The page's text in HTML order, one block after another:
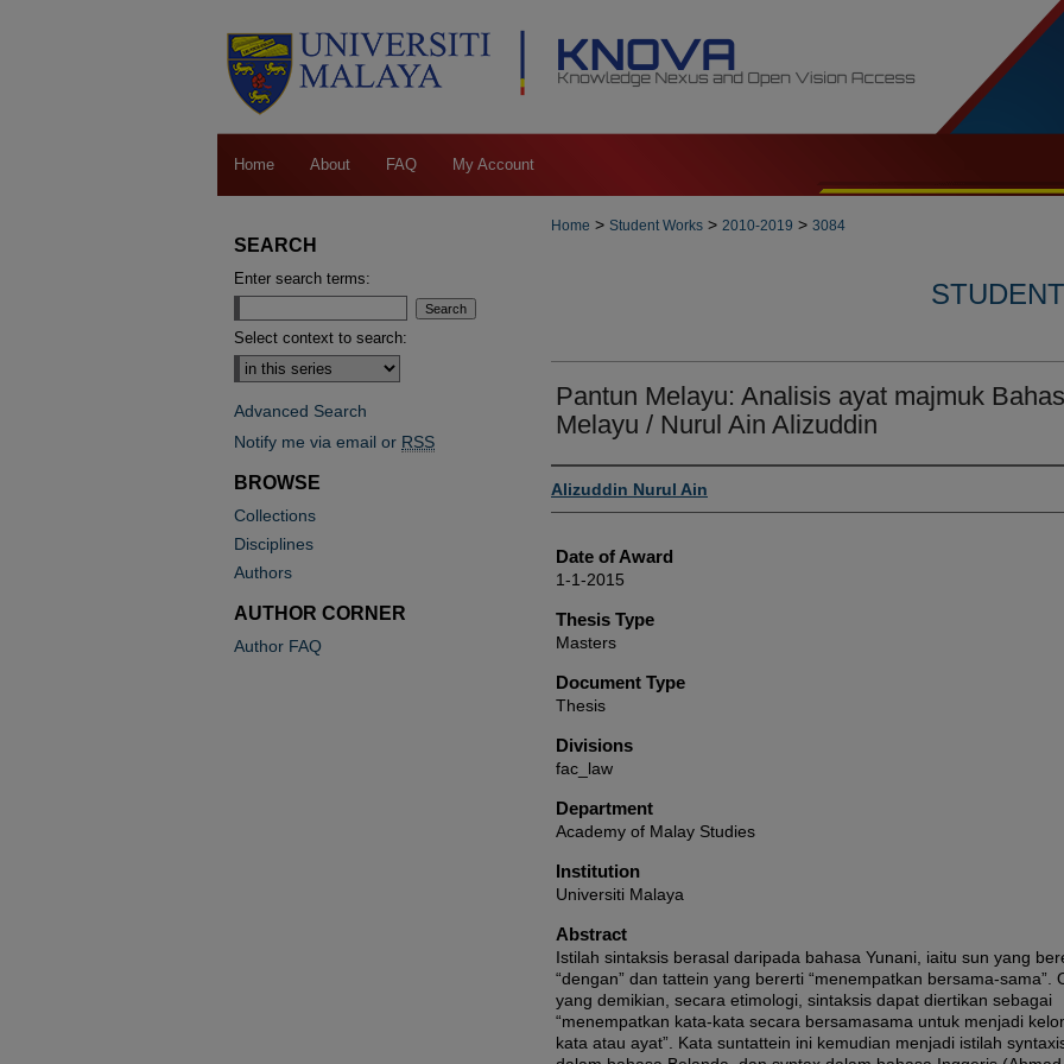
Home About FAQ My Account
Home > Student Works > 2010-2019 > 3084
Pantun Melayu: Analisis ayat majmuk
Melayu / Nurul Ain Alizuddin
Author
Alizuddin Nurul Ain
Date of Award
1-1-2015
Thesis Type
Masters
Document Type
Thesis
Divisions
fac_law
Department
Academy of Malay Studies
Institution
Universiti Malaya
Abstract
Istilah sintaksis berasal daripada bahasa Yunani, iaitu sun yang
“dengan” dan tattein yang bererti “menempatkan bersama-sama”.
yang demikian, secara etimologi, sintaksis dapat diertikan sebagai
“menempatkan kata-kata secara bersamasama untuk menjadi
kata atau ayat”. Kata suntattein ini kemudian menjadi istilah
SEARCH
Enter search terms:
Select context to search:
Advanced Search
Notify me via email or RSS
BROWSE
Collections
Disciplines
Authors
AUTHOR CORNER
Author FAQ